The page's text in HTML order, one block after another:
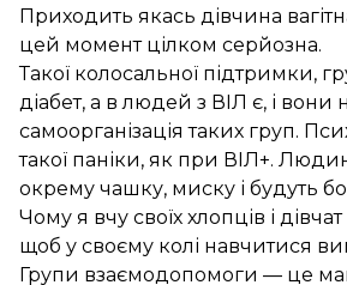
Приходить якась дівчина
цей момент цілком серйозна.
Такої колосальної підтримки,
діабет, а в людей з ВІЛ є, і вони
самоорганізація таких груп.
такої паніки, як при ВІЛ+.
окрему чашку, миску і будуть
Чому я вчу своїх хлопців і
щоб у своєму колі навчитися
Групи взаємодопомоги — це